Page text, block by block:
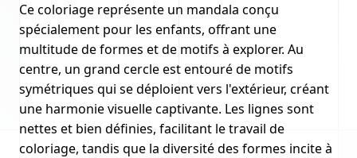
Ce coloriage représente un mandala conçu
spécialement pour les enfants, offrant une
multitude de formes et de motifs à explorer. Au
centre, un grand cercle est entouré de motifs
symétriques qui se déploient vers l'extérieur, créant
une harmonie visuelle captivante. Les lignes sont
nettes et bien définies, facilitant le travail de
coloriage, tandis que la diversité des formes incite à